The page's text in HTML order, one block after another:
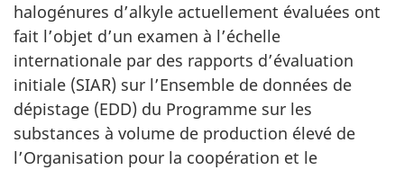
halogénures d’alkyle actuellement évaluées ont
fait l’objet d’un examen à l’échelle
internationale par des rapports d’évaluation
initiale (SIAR) sur l’Ensemble de données de
dépistage (EDD) du Programme sur les
substances à volume de production élevé de
l’Organisation pour la coopération et le